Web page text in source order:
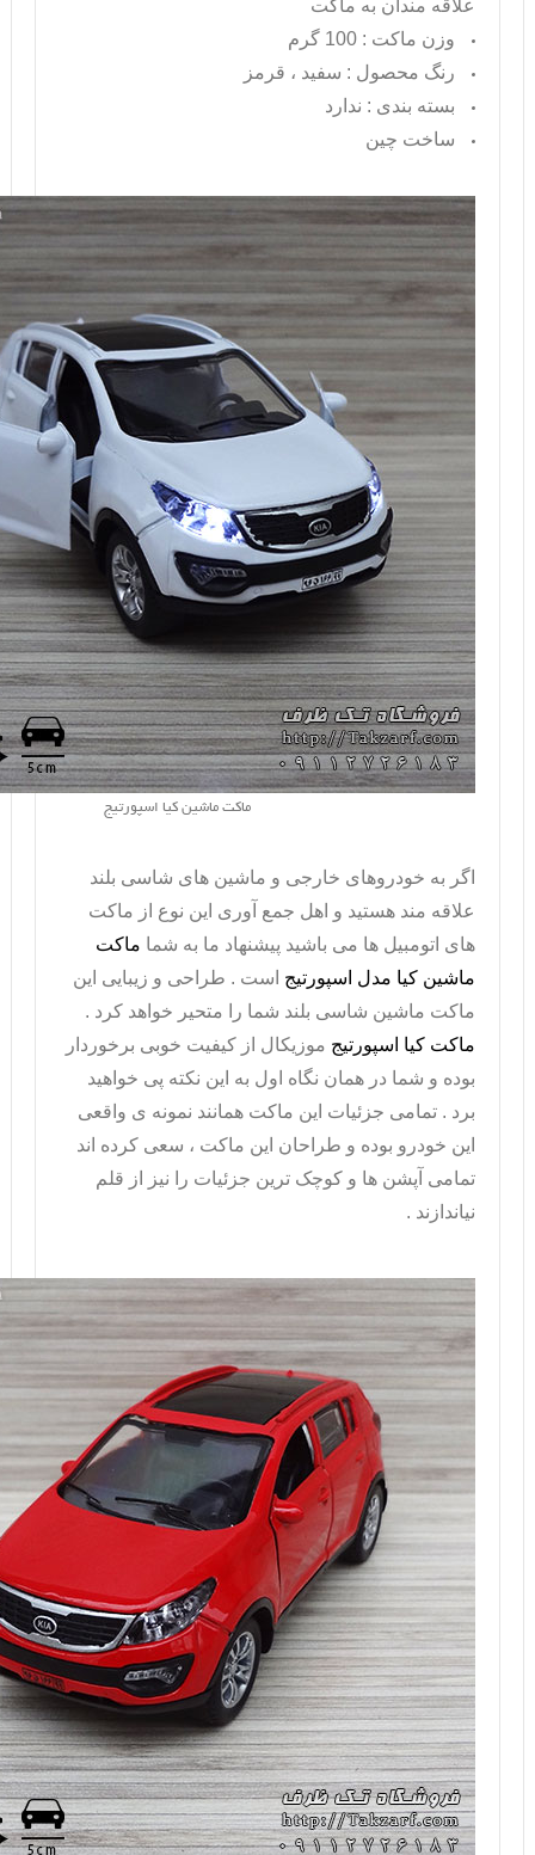
علاقه مندان به ماکت
وزن ماکت : 100 گرم
رنگ محصول : سفید ، قرمز
بسته بندی : ندارد
ساخت چین
ماکت ماشین کیا اسپورتیج
اگر به خودروهای خارجی و ماشین های شاسی بلند
علاقه مند هستید و اهل جمع آوری این نوع از ماکت
های اتومبیل ها می باشید پیشنهاد ما به شما ماکت
ماشین کیا مدل اسپورتیج است . طراحی و زیبایی این
ماکت ماشین شاسی بلند شما را متحیر خواهد کرد .
ماکت کیا اسپورتیج موزیکال از کیفیت خوبی برخوردار
بوده و شما در همان نگاه اول به این نکته پی خواهید
برد . تمامی جزئیات این ماکت همانند نمونه ی واقعی
این خودرو بوده و طراحان این ماکت ، سعی کرده اند
تمامی آپشن ها و کوچک ترین جزئیات را نیز از قلم
نیاندازند .